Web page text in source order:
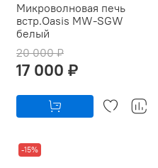
Микроволновая печь
встр.Oasis MW-SGW
белый
20 000 ₽
17 000 ₽
-15%